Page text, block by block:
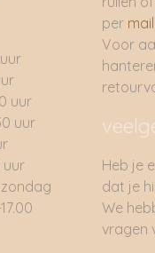
uur
uur
uur
permail
Voor
Heb je
dat je
We
vragen